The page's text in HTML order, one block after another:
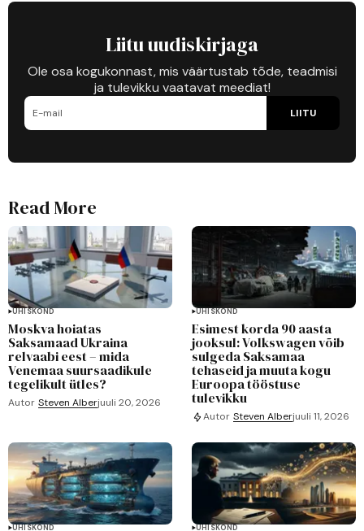
Liitu uudiskirjaga
Ole osa kogukonnast, mis väärtustab tõde, teadmisi
ja tulevikku vaatavat meediat!
LIITU
Read More
ÜHISKOND
Moskva hoiatas
Saksamaad Ukraina
relvaabi eest – mida
Venemaa suursaadikule
tegelikult ütles?
Autor Steven Alberjuuli 20, 2026
ÜHISKOND
Esimest korda 90 aasta
jooksul: Volkswagen võib
sulgeda Saksamaa
tehaseid ja muuta kogu
Euroopa tööstuse
tulevikku
Autor Steven Alberjuuli 11, 2026
ÜHISKOND ÜHISKOND